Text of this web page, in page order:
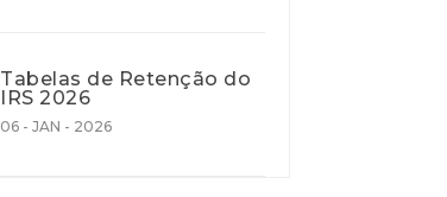
Tabelas de Retenção do
IRS 2026
06 - JAN - 2026